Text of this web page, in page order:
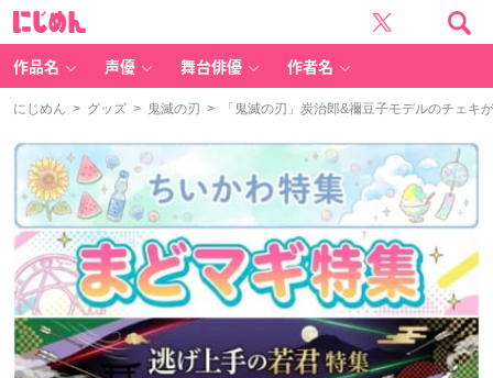
作品名 声優 舞台俳優 作者名
にじめん > グッズ > 鬼滅の刃 > 「鬼滅の刃」炭治郎&禰豆子モデルのチェキ